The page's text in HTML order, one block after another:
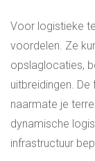
Voor logistieke
voordelen. Ze
opslaglocaties,
uitbreidingen.
naarmate je
dynamische
infrastructuur